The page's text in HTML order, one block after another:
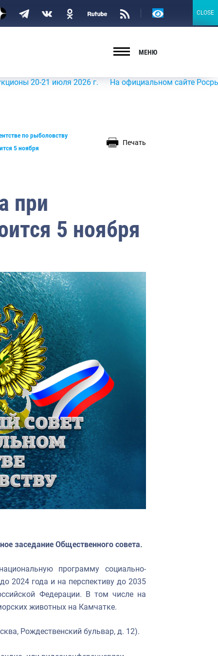
Версия
МЕНЮ
21 июля 2026 г. На официальном сайте
по рыболовству
5 ноября
Печать
при
5 ноября
заседание Общественного совета.
программу социально-
2024 года и на перспективу до 2035
Федерации. В том числе на
животных на Камчатке.
Рождественский бульвар, д. 12).
CLOSE
CLOSE